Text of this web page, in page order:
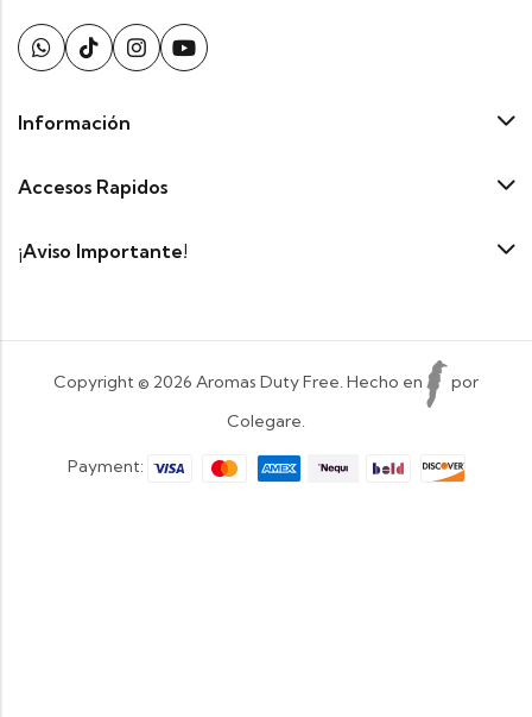
Información
Accesos Rapidos
¡Aviso Importante!
Copyright © 2026 Aromas Duty Free. Hecho en
por
Colegare.
Payment: